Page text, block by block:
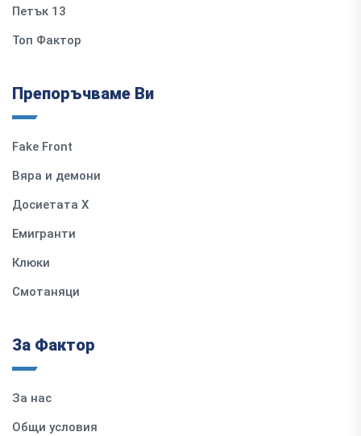
Петък 13
Топ Фактор
Препоръчваме Ви
Fake Front
Вяра и демони
Досиетата Х
Емигранти
Клюки
Смотаняци
За Фактор
За нас
Общи условия